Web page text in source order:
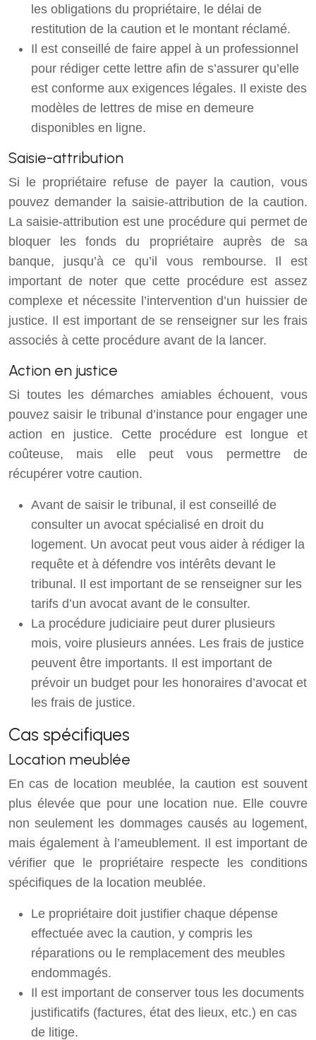
les obligations du propriétaire, le délai de
restitution de la caution et le montant réclamé.
Il est conseillé de faire appel à un professionnel
pour rédiger cette lettre afin de s’assurer qu’elle
est conforme aux exigences légales. Il existe des
modèles de lettres de mise en demeure
disponibles en ligne.
Saisie-attribution
Si le propriétaire refuse de payer la caution, vous
pouvez demander la saisie-attribution de la caution.
La saisie-attribution est une procédure qui permet de
bloquer les fonds du propriétaire auprès de sa
banque, jusqu’à ce qu’il vous rembourse. Il est
important de noter que cette procédure est assez
complexe et nécessite l’intervention d’un huissier de
justice. Il est important de se renseigner sur les frais
associés à cette procédure avant de la lancer.
Action en justice
Si toutes les démarches amiables échouent, vous
pouvez saisir le tribunal d’instance pour engager une
action en justice. Cette procédure est longue et
coûteuse, mais elle peut vous permettre de
récupérer votre caution.
Avant de saisir le tribunal, il est conseillé de
consulter un avocat spécialisé en droit du
logement. Un avocat peut vous aider à rédiger la
requête et à défendre vos intérêts devant le
tribunal. Il est important de se renseigner sur les
tarifs d’un avocat avant de le consulter.
La procédure judiciaire peut durer plusieurs
mois, voire plusieurs années. Les frais de justice
peuvent être importants. Il est important de
prévoir un budget pour les honoraires d’avocat et
les frais de justice.
Cas spécifiques
Location meublée
En cas de location meublée, la caution est souvent
plus élevée que pour une location nue. Elle couvre
non seulement les dommages causés au logement,
mais également à l’ameublement. Il est important de
vérifier que le propriétaire respecte les conditions
spécifiques de la location meublée.
Le propriétaire doit justifier chaque dépense
effectuée avec la caution, y compris les
réparations ou le remplacement des meubles
endommagés.
Il est important de conserver tous les documents
justificatifs (factures, état des lieux, etc.) en cas
de litige.